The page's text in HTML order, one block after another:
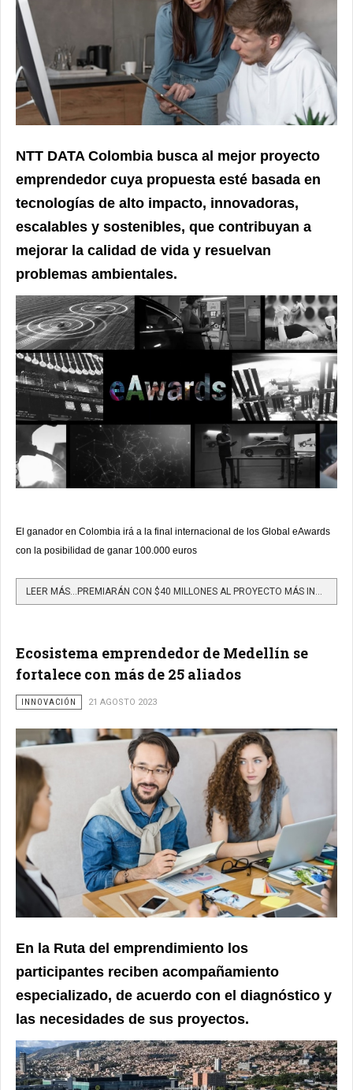
NTT DATA Colombia busca al mejor proyecto
emprendedor cuya propuesta esté basada en
tecnologías de alto impacto, innovadoras,
escalables y sostenibles, que contribuyan a
mejorar la calidad de vida y resuelvan
problemas ambientales.
El ganador en Colombia irá a la final internacional de los Global eAwards
con la posibilidad de ganar 100.000 euros
LEER MÁS…PREMIARÁN CON $40 MILLONES AL PROYECTO MÁS INNOVADOR DE COLOMBIA
Ecosistema emprendedor de Medellín se
fortalece con más de 25 aliados
INNOVACIÓN 21 AGOSTO 2023
En la Ruta del emprendimiento los
participantes reciben acompañamiento
especializado, de acuerdo con el diagnóstico y
las necesidades de sus proyectos.